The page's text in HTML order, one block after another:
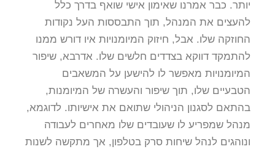
יותר. כבר אמרנו שאימון אישי שואף בדרך כלל
להעצים את המנהל, תוך התבססות העל נקודות
החוזקה שלו. אבל, חיזוק המיומנויות איו דורש ממנו
להתמקד דווקא בצדדים חלשים שלו. אדרבא, שיפור
המיומנויות מאפשר לו להישען על המשאבים
הטבעיים שלו, תוך שיפור והעשרה של המיומנות,
בהתאם לסגנון הניהולי שתואם את אישיותו. לדוגמא,
מנהל שמפריע לו שעובדים שלו מאחרים לעבודה
ונוהגים לנהל שיחות סרק בטלפון, אך מתקשה לשנות